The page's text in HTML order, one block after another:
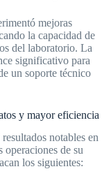
mejoras
la capacidad de
del laboratorio. La
significativo para
un soporte técnico
y mayor eficiencia
notables en
operaciones de su
los siguientes: